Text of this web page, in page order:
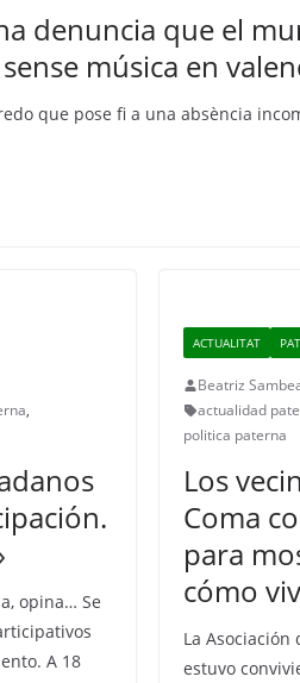
denuncia que el
música en
que pose fi a una absència
,
opina… Se
A 18
ACTUALITAT
Beatriz
actualidad
politica paterna
Los
Coma
para
cómo
La Asociación
estuvo